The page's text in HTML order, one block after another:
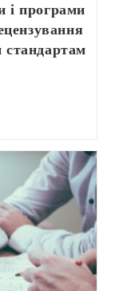
і програми
стандартам